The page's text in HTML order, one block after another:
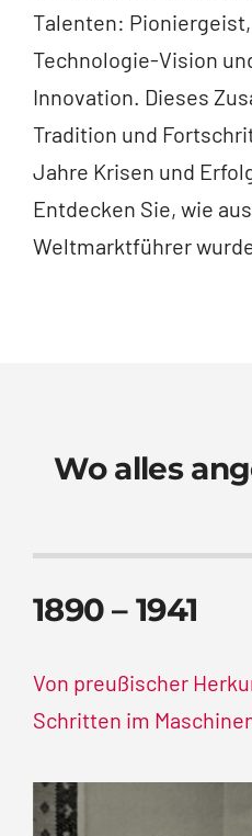
Talenten:
Technologie-Vision
Innovation. Dieses
Tradition und
Jahre Krisen und
Entdecken Sie, wie
Weltmarktführer
Wo alles
1890 – 1941
Von preußischer
Schritten im